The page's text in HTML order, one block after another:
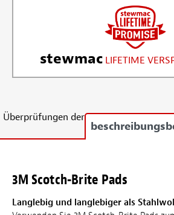
stewmac LIFETIME
Überprüfungen der
3M Scotch-Brite Pads
Langlebig und langlebiger als